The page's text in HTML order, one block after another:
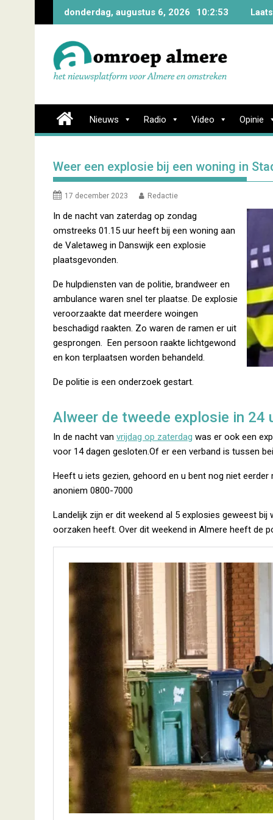
donderdag, augustus 6, 2026 10:2:54
Nieuws Radio Video Opinie
Weer een explosie bij een woning in
17 december 2023 Redactie
In de nacht van zaterdag op zondag
omstreeks 01.15 uur heeft bij een woning aan
de Valetaweg in Danswijk een explosie
plaatsgevonden.
De hulpdiensten van de politie, brandweer en
ambulance waren snel ter plaatse. De explosie
veroorzaakte dat meerdere woingen
beschadigd raakten. Zo waren de ramen er uit
gesprongen. Een persoon raakte lichtgewond
en kon terplaatsen worden behandeld.
De politie is een onderzoek gestart.
Alweer de tweede explosie in 24
In de nacht van vrijdag op zaterdag was er ook een
voor 14 dagen gesloten.Of er een verband is tussen
Heeft u iets gezien, gehoord en u bent nog niet
anoniem 0800-7000
Landelijk zijn er dit weekend al 5 explosies geweest
oorzaken heeft. Over dit weekend in Almere heeft de